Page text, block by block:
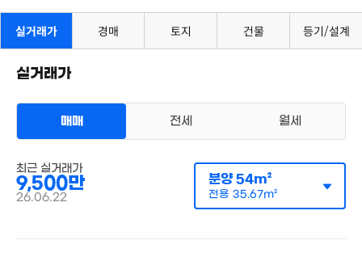
매매 9500만원
전용36m²
계약일 '26. 06
4.6억
5.53억
164m²
3.4억
223m²
119m²
3.45억
실거래가 경매 토지 건물 등기/설계
실거래가
매매 전세 월세
최근 실거래가
9,500만
26.06.22
분양54m²
전용 35.67m²